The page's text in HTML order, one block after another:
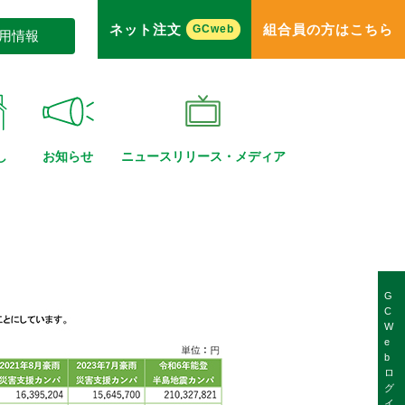
情報
お知らせ ニュースリリース・ メディア
ネット注文 GCweb 組合員の方はこちら
G
C
W
e
b
ロ
グ